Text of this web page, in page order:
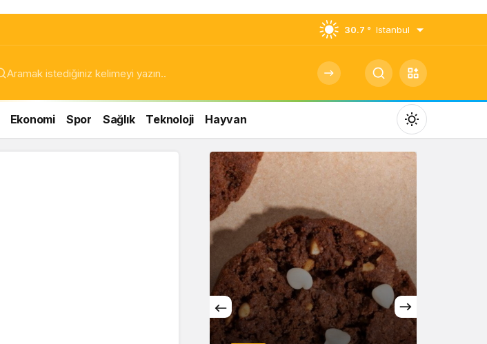
30.7 ° Istanbul
Ekonomi Spor Sağlık Teknoloji Hayvan
Mod
değiştir
Gündüz Modu
Gündüz modunu seçin.
Gece Modu
Gece modunu seçin.
Sistem Modu